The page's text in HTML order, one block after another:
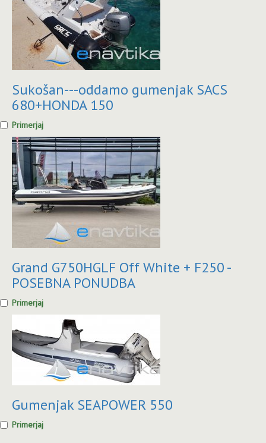
Sukošan---oddamo gumenjak SACS
680+HONDA 150
Primerjaj
Grand G750HGLF Off White + F250 -
POSEBNA PONUDBA
Primerjaj
Gumenjak SEAPOWER 550
Primerjaj